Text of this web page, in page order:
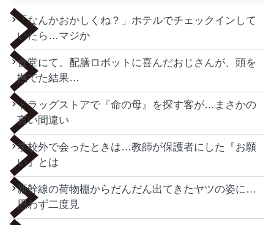
「なんかおかしくね？」ホテルでチェックインして
いたら…マジか
食堂にて。配膳ロボットに喜んだおじさんが、頭を
撫でた結果…
ドラッグストアで『命の母』を探す客が…まさかの
言い間違い
学校外で会ったときは…教師が保護者にした『お願
い』とは
新幹線の荷物棚からだんだん出てきたヤツの姿に…
思わず二度見